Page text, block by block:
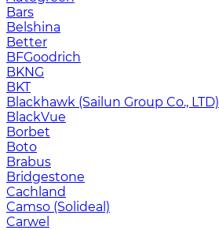
Bars
Belshina
Better
BFGoodrich
BKNG
BKT
Blackhawk (Sailun Group Co., LTD)
BlackVue
Borbet
Boto
Brabus
Bridgestone
Cachland
Camso (Solideal)
Carwel